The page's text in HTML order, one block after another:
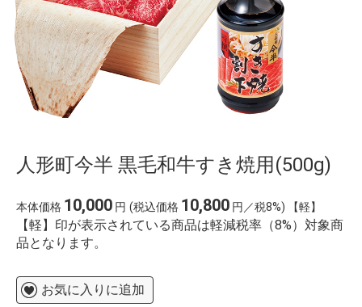
%E8%B0%B7%E4%B8%8A
%E4%BA%88%E7%B4%84
桃
ardbeg y2k %E8%92%B8%E7%95%99%E6%89%80
%D9%85%D8%A7%D9%86%D9%87%D9%88%D8%A7
%D9%8A%D8%A7%D9%88%D9%8A
%D8%A7%D9%84%D9%86%D8%B5%D9%84
%E3%81%8B%E3%81%A4%E3%81%BE%E3%82%93
人形町今半 黒毛和牛すき焼用(500g)
本体価格 10,000 円 (税込価格 10,800 円／税8%) 【軽】
【軽】印が表示されている商品は軽減税率（8%）対象商
品となります。
お気に入りに追加